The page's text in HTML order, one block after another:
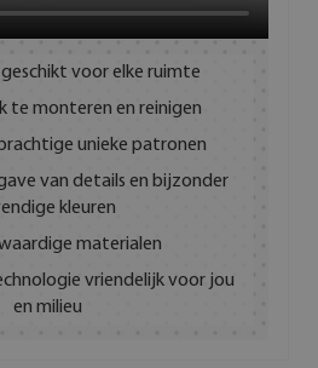
voor elke ruimte
te monteren en reinigen
unieke patronen
van details en bijzonder
kleuren
materialen
vriendelijk voor jou
en milieu